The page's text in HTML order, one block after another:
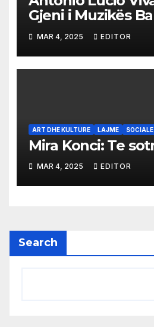
Gjeni i Muzikës
MAR 4, 2025 EDITOR
ART DHE KULTURE LAJME SOCIALE
Mira Konci: Te
MAR 4, 2025 EDITOR
Search